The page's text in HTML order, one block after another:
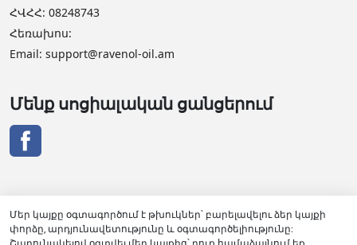
ՀՎՀՀ: 08248743
Հեռախոս:
Email: support@ravenol-oil.am
Մենք սոցիալական ցանցերում
RAVENOL դիստրիբյուտորի վկայական
Մեր կայքը օգտագործում է թխուկներ՝ բարելավելու ձեր կայքի
փորձը, արդյունավետությունը և օգտագործելիությունը: